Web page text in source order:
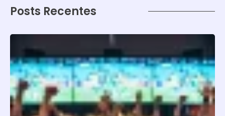
Posts Recentes